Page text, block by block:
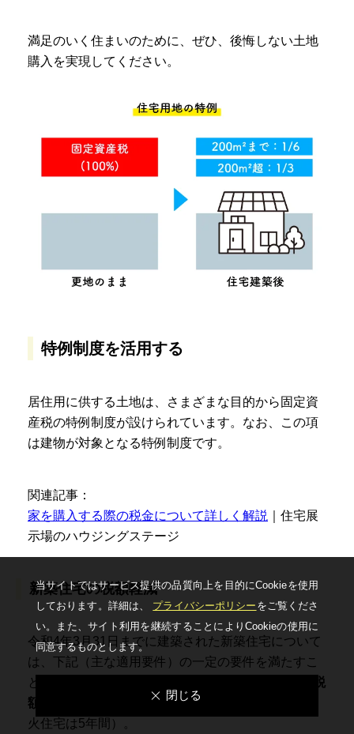
満足のいく住まいのために、ぜひ、後悔しない土地
購入を実現してください。
特例制度を活用する
居住用に供する土地は、さまざまな目的から固定資
産税の特例制度が設けられています。なお、この項
は建物が対象となる特例制度です。
関連記事：
家を購入する際の税金について詳しく解説
｜住宅展
示場のハウジングステージ
新築住宅の税額軽減
令和4年3月31日までに建築された新築住宅について
は、下記（主な適用要件）の一定の要件を満たすこ
とで、新たに課税される年度から
3年間、固定資産税
額の1/2が減額
されます（3階建て以上の耐火・準耐
火住宅は5年間）。
当サイトではサービス提供の品質向上を⽬的にCookieを使⽤
しております。詳細は、 プライバシーポリシー をご覧くださ
い。
また、サイト利⽤を継続することによりCookieの使⽤に
同意するものとします。
閉じる